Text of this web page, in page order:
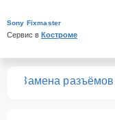
Sony Fixmaster
Сервис в Костроме
Замена